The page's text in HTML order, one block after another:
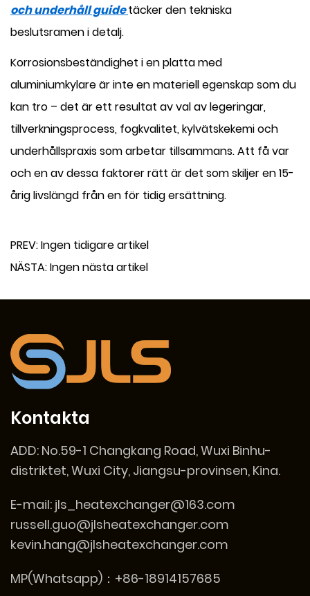
och underhåll guidetäcker den tekniska
beslutsramen i detalj.
Korrosionsbeständighet i en platta med
aluminiumkylare är inte en materiell egenskap som du
kan tro – det är ett resultat av val av legeringar,
tillverkningsprocess, fogkvalitet, kylvätskekemi och
underhållspraxis som arbetar tillsammans. Att få var
och en av dessa faktorer rätt är det som skiljer en 15-
årig livslängd från en för tidig ersättning.
PREV:Ingen tidigare artikel
NÄSTA:Ingen nästa artikel
Kontakta
ADD: No.59-1 Changkang Road, Wuxi Binhu-
distriktet, Wuxi City, Jiangsu-provinsen, Kina.
E-mail: jls_heatexchanger@163.com
russell.guo@jlsheatexchanger.com
kevin.hang@jlsheatexchanger.com
MP(Whatsapp)：+86-18914157685